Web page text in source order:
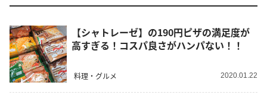
【シャトレーゼ】の190円ピザの満足度が
高すぎる！コスパ良さがハンパない！！
料理・グルメ 2020.01.22